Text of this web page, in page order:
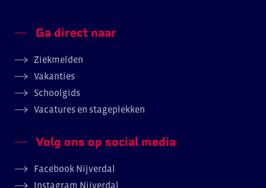
Ga direct naar
Ziekmelden
Vakanties
Schoolgids
Vacatures en stageplekken
Volg ons op social media
Facebook Nijverdal
Instagram Nijverdal